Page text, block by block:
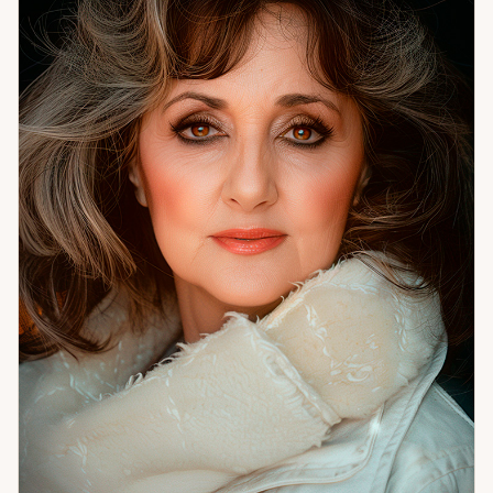
судьба в смысле «задано навсегда» — это сценарий,
который можно осознать и изменить. Именно здесь чаще
всего находится корень того, что не работает годами. Я
помогаю с гармонией в отношениях и семейными
конфликтами, с рабочими и личными тупиками, с
очищением пространства и защитой. Работаю с
денежными потоками и состоянием внутреннего покоя.
Если вы чувствуете, что ходите по кругу — скорее всего,
мы ещё не добирались до настоящей причины. Давайте
доберёмся.